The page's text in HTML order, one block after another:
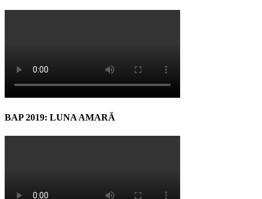
BAP 2019: LUNA AMARĂ